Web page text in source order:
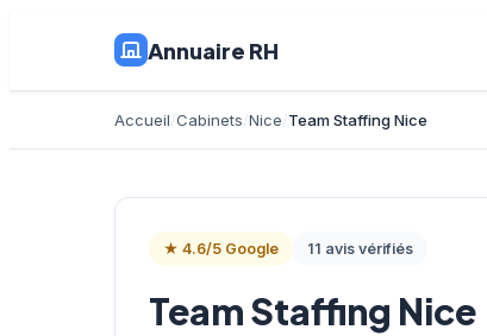
Annuaire RH
Accueil Cabinets Nice Team Staffing Nice
★ 4.6/5 Google 11 avis vérifiés
Team Staffing Nice